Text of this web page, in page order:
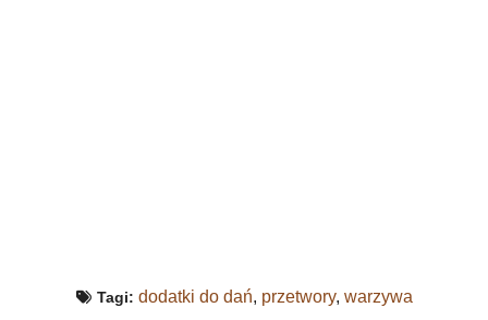
Tagi: dodatki do dań, przetwory, warzywa